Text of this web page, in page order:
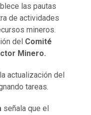
las pautas
de actividades
mineros.
del Comité
Minero.
actualización del
tareas.
señala que el